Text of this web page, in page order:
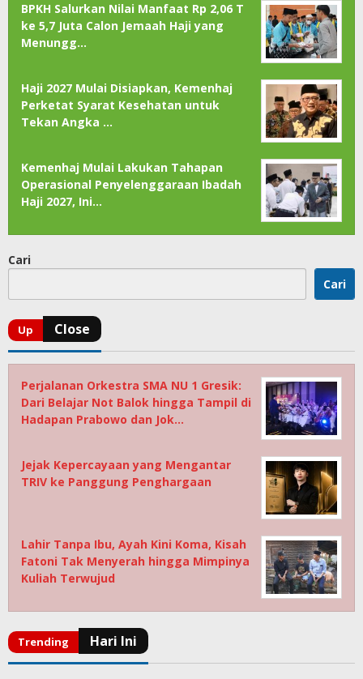
BPKH Salurkan Nilai Manfaat Rp 2,06 T
ke 5,7 Juta Calon Jemaah Haji yang
Menungg…
Haji 2027 Mulai Disiapkan, Kemenhaj
Perketat Syarat Kesehatan untuk
Tekan Angka …
Kemenhaj Mulai Lakukan Tahapan
Operasional Penyelenggaraan Ibadah
Haji 2027, Ini…
Cari
Cari
Perjalanan Orkestra SMA NU 1 Gresik:
Dari Belajar Not Balok hingga Tampil di
Hadapan Prabowo dan Jok…
Jejak Kepercayaan yang Mengantar
TRIV ke Panggung Penghargaan
Lahir Tanpa Ibu, Ayah Kini Koma, Kisah
Fatoni Tak Menyerah hingga Mimpinya
Kuliah Terwujud